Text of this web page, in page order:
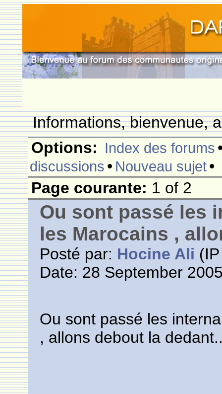
Informations, bienvenue,
Options: Index des forums
discussions • Nouveau sujet•
Page courante: 1 of 2
Ou sont passé les
les Marocains ,
Posté par: Hocine Ali
Date: 28 September
Ou sont passé les
, allons debout la